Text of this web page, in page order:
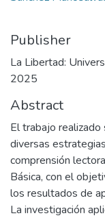
Publisher
La Libertad:
2025
Abstract
El trabajo
diversas
comprensión
Básica, con el
los resultados de
La investigación